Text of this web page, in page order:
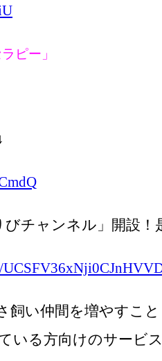
ピー」
びチャンネル」開設
飼い仲間を増やすこと
いる方向けのサービ